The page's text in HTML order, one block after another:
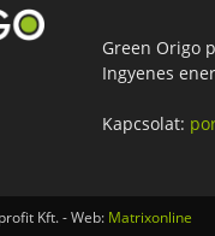
Green Origo
Ingyenes
Kapcsolat:
Kft. - Web: Matrixonline